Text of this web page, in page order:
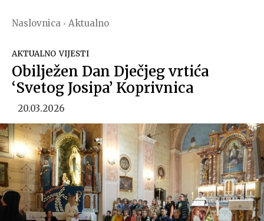
Naslovnica Aktualno
AKTUALNO VIJESTI
Obilježen Dan Dječjeg vrtića
‘Svetog Josipa’ Koprivnica
20.03.2026